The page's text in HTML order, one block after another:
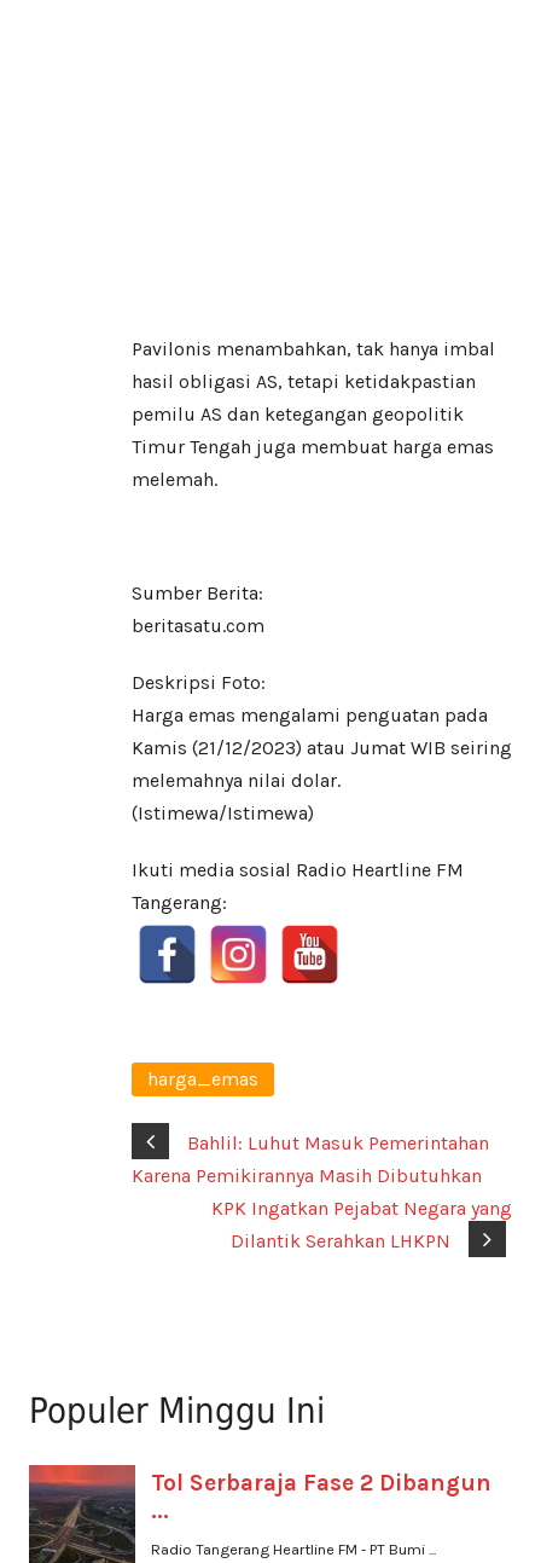
Pavilonis menambahkan, tak hanya imbal
hasil obligasi AS, tetapi ketidakpastian
pemilu AS dan ketegangan geopolitik
Timur Tengah juga membuat harga emas
melemah.
Sumber Berita:
beritasatu.com
Deskripsi Foto:
Harga emas mengalami penguatan pada
Kamis (21/12/2023) atau Jumat WIB seiring
melemahnya nilai dolar.
(Istimewa/Istimewa)
Ikuti media sosial Radio Heartline FM
Tangerang:
harga_emas
Bahlil: Luhut Masuk Pemerintahan
Karena Pemikirannya Masih Dibutuhkan
KPK Ingatkan Pejabat Negara yang
Dilantik Serahkan LHKPN
Populer Minggu Ini